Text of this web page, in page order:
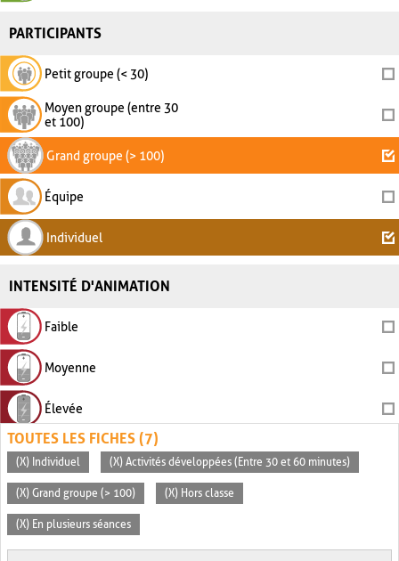
PARTICIPANTS
Petit groupe (< 30)
Moyen groupe (entre 30
et 100)
Grand groupe (> 100)
Équipe
Individuel
INTENSITÉ D'ANIMATION
Faible
Moyenne
Élevée
TOUTES LES FICHES (7)
(X) Individuel (X) Activités développées (Entre 30 et 60 minutes)
(X) Grand groupe (> 100) (X) Hors classe
(X) En plusieurs séances